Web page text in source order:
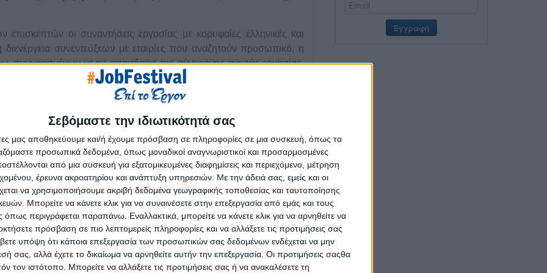
Σεβόμαστε την ιδιωτικότητά σας
μας αποθηκεύουμε και/ή έχουμε πρόσβαση σε πληροφορίες σε μια συσκευή, όπως τα
προσωπικά δεδομένα, όπως μοναδικοί αναγνωριστικοί και προσαρμοσμένες
από μια συσκευή για εξατομικευμένες διαφημίσεις και περιεχόμενο, μέτρηση
έρευνα ακροατηρίου και ανάπτυξη υπηρεσιών. Με την άδειά σας, εμείς και οι
να χρησιμοποιήσουμε ακριβή δεδομένα γεωγραφικής τοποθεσίας και ταυτοποίησης
Μπορείτε να κάνετε κλικ για να συναινέσετε στην επεξεργασία από εμάς και τους
περιγράφεται παραπάνω. Εναλλακτικά, μπορείτε να κάνετε κλικ για να αρνηθείτε να
πρόσβαση σε πιο λεπτομερείς πληροφορίες και να αλλάξετε τις προτιμήσεις σας
υπόψη ότι κάποια επεξεργασία των προσωπικών σας δεδομένων ενδέχεται να μην
σας, αλλά έχετε το δικαίωμα να αρνηθείτε αυτήν την επεξεργασία. Οι προτιμήσεις σαςθα
τον ιστότοπο. Μπορείτε να αλλάξετε τις προτιμήσεις σας ή να ανακαλέσετε τη
επισκεπτών οι συναντήσεις εργασίας με κορυφαίες ελληνικές και
συνεντεύξεων με εταιρίες που αναζητούν προσωπικό, η
συνυφασμένων με τις απαιτήσεις της σύγχρονης αγοράς εργασίας,
στην αναζήτηση εργασίας, η δικτύωση μεταξύ όλων των
ενδυνάμωσης, που είχαν ως σημείο αναφοράς την κατάλληλη
επιτυχημένη επαγγελματική σταδιοδρομία.
JobFestival 2025
, το οποίο πραγματοποιήθηκε με ελεύθερη είσοδο
, είχαν την ευκαιρία να:
από διάφορους κλάδους που αναζητούσαν προσωπικό.
από 2.500 θέσεις εργασίας .
με θέματα σχετικά με την αναζήτηση εργασίας και την ανάπτυξη
ενδυνάμωσης : Check your CV, Interview tips
LinkedIn tips,
δικαιώματα, Αλλαγή καριέρας, Πλατφόρμα εργασίας, Motivational
tips, Leadership skills, Personal branding, Επαγγελματικός
pitch, Skills & Learning in the Workplace, Mapping your skills, Α’